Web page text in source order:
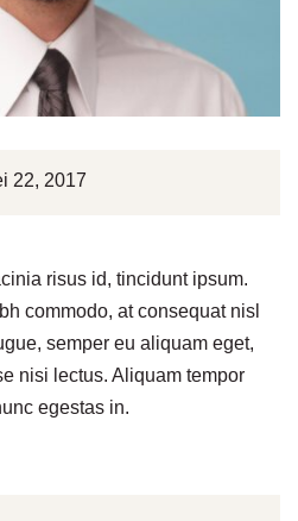
22, 2017
risus id, tincidunt ipsum.
commodo, at consequat nisl
semper eu aliquam eget,
nisi lectus. Aliquam tempor
egestas in.